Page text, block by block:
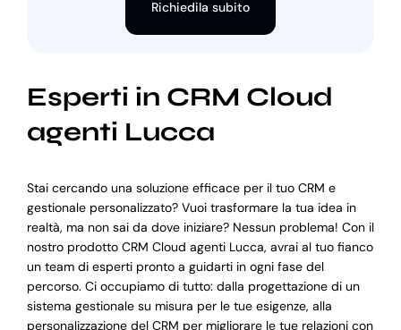
Richiedila subito
Esperti in CRM Cloud
agenti Lucca
Stai cercando una soluzione efficace per il tuo CRM e
gestionale personalizzato? Vuoi trasformare la tua idea in
realtà, ma non sai da dove iniziare? Nessun problema! Con il
nostro prodotto CRM Cloud agenti Lucca, avrai al tuo fianco
un team di esperti pronto a guidarti in ogni fase del
percorso. Ci occupiamo di tutto: dalla progettazione di un
sistema gestionale su misura per le tue esigenze, alla
personalizzazione del CRM per migliorare le tue relazioni con